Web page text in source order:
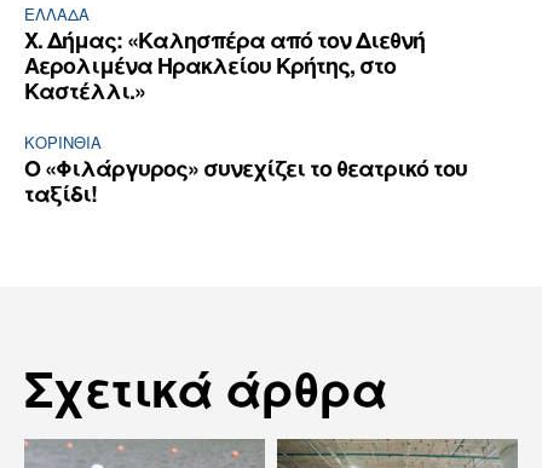
ΕΛΛΆΔΑ
Χ. Δήμας: «Καλησπέρα από τον Διεθνή
Αερολιμένα Ηρακλείου Κρήτης, στο
Καστέλλι.»
ΚΟΡΙΝΘΊΑ
Ο «Φιλάργυρος» συνεχίζει το θεατρικό του
ταξίδι!
Σχετικά άρθρα